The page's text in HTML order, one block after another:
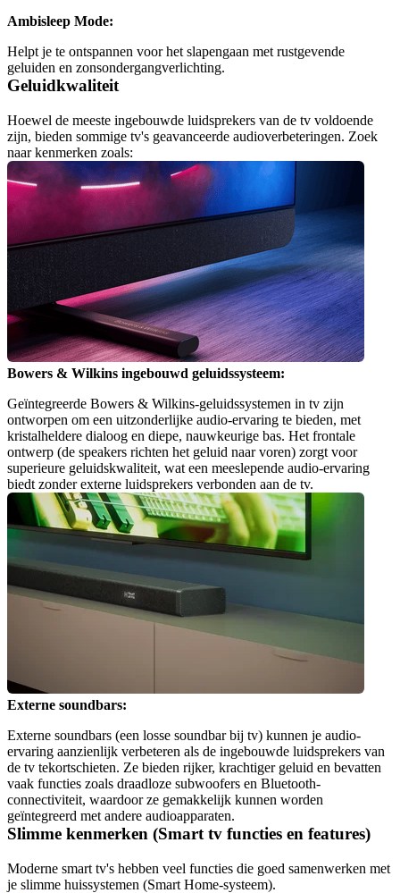
Ambisleep Mode:
Helpt je te ontspannen voor het slapengaan met rustgevende
Geluidkwaliteit
Hoewel de meeste ingebouwde luidsprekers van de tv voldoende
zijn, bieden sommige tv's geavanceerde audioverbeteringen. Zoek
naar kenmerken zoals:
Bowers & Wilkins ingebouwd geluidssysteem:
Geïntegreerde Bowers & Wilkins-geluidssystemen in tv zijn
ontworpen om een uitzonderlijke audio-ervaring te bieden, met
kristalheldere dialoog en diepe, nauwkeurige bas. Het frontale
ontwerp (de speakers richten het geluid naar voren) zorgt voor
superieure geluidskwaliteit, wat een meeslepende audio-ervaring
biedt zonder externe luidsprekers verbonden aan de tv.
Externe soundbars:
Externe soundbars (een losse soundbar bij tv) kunnen je audio-
ervaring aanzienlijk verbeteren als de ingebouwde luidsprekers van
de tv tekortschieten. Ze bieden rijker, krachtiger geluid en bevatten
vaak functies zoals draadloze subwoofers en Bluetooth-
connectiviteit, waardoor ze gemakkelijk kunnen worden
geïntegreerd met andere audioapparaten.
Slimme kenmerken (Smart tv functies en features)
Moderne smart tv's hebben veel functies die goed samenwerken met
je slimme huissystemen (Smart Home-systeem).